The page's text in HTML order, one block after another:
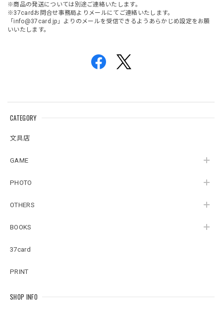
CATEGORY
文具店
GAME
PHOTO
OTHERS
BOOKS
37card
PRINT
SHOP INFO
※商品の発送については別途ご連絡いたします。
※37cardお問合せ事務局よりメールにてご連絡いたします。
「info@37card.jp 」よりのメールを受信できるようあらかじめ設定をお願
いいたします。